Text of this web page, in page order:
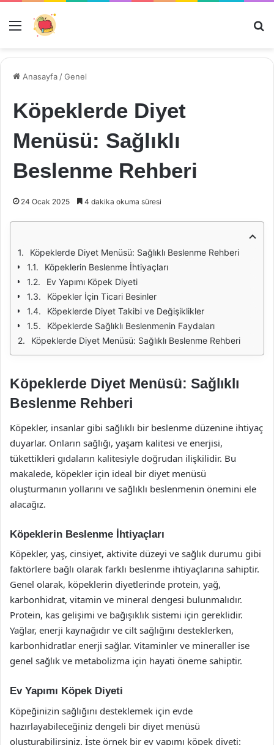
Menü
Anasayfa /Genel
Köpeklerde Diyet
Menüsü: Sağlıklı
Beslenme Rehberi
24 Ocak 2025 4 dakika okuma süresi
Köpeklerde Diyet Menüsü: Sağlıklı Beslenme Rehberi
Köpeklerin Beslenme İhtiyaçları
Ev Yapımı Köpek Diyeti
Köpekler İçin Ticari Besinler
Köpeklerde Diyet Takibi ve Değişiklikler
Köpeklerde Sağlıklı Beslenmenin Faydaları
Köpeklerde Diyet Menüsü: Sağlıklı Beslenme Rehberi
Köpeklerde Diyet Menüsü: Sağlıklı
Beslenme Rehberi
Köpekler, insanlar gibi sağlıklı bir beslenme düzenine ihtiyaç
duyarlar. Onların sağlığı, yaşam kalitesi ve enerjisi,
tükettikleri gıdaların kalitesiyle doğrudan ilişkilidir. Bu
makalede, köpekler için ideal bir diyet menüsü
oluşturmanın yollarını ve sağlıklı beslenmenin önemini ele
alacağız.
Köpeklerin Beslenme İhtiyaçları
Köpekler, yaş, cinsiyet, aktivite düzeyi ve sağlık durumu gibi
faktörlere bağlı olarak farklı beslenme ihtiyaçlarına sahiptir.
Genel olarak, köpeklerin diyetlerinde protein, yağ,
karbonhidrat, vitamin ve mineral dengesi bulunmalıdır.
Protein, kas gelişimi ve bağışıklık sistemi için gereklidir.
Yağlar, enerji kaynağıdır ve cilt sağlığını desteklerken,
karbonhidratlar enerji sağlar. Vitaminler ve mineraller ise
genel sağlık ve metabolizma için hayati öneme sahiptir.
Ev Yapımı Köpek Diyeti
Köpeğinizin sağlığını desteklemek için evde
hazırlayabileceğiniz dengeli bir diyet menüsü
oluşturabilirsiniz. İşte örnek bir ev yapımı köpek diyeti: